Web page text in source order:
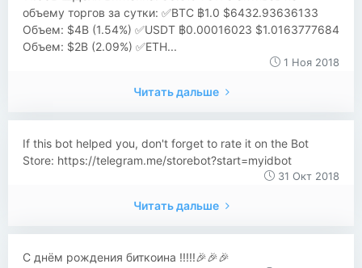
объему торгов за сутки: ✅BTC ฿1.0 $6432.93636133
Объем: $4B (1.54%) ✅USDT ฿0.00016023 $1.0163777684
Объем: $2B (2.09%) ✅ETH...
1 Ноя 2018
Читать дальше
If this bot helped you, don't forget to rate it on the Bot
Store: https://telegram.me/storebot?start=myidbot
31 Окт 2018
Читать дальше
С днём рождения биткоина !!!!!🎉🎉🎉